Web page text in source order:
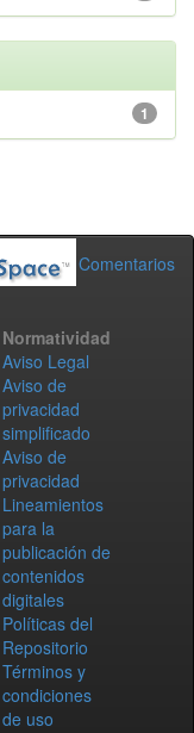
1
Comentarios
Normatividad
Aviso Legal
Aviso de
privacidad
simplificado
Aviso de
privacidad
Lineamientos
para la
publicación de
contenidos
digitales
Políticas del
Repositorio
Términos y
condiciones
de uso